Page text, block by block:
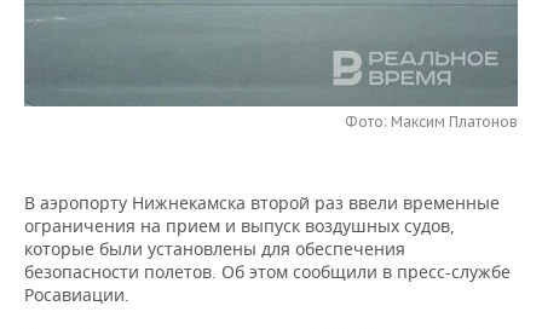
НЕФТЕХИМИЯ
ТРАНСПОРТ
IT
ТЕЛЕКОММУНИКАЦИИ
НОВОСТИ МЕРОПРИЯТИЙ
БИЗНЕС-БРАНЧИ
ONLINE-КОНФЕРЕНЦИИ
СПОРТ
ФУТБОЛ
ХОККЕЙ
НОВОСТИ ОБЩЕСТВА
ВЛАСТЬ
ФОТОГАЛЕРЕЯ
СЮЖЕТЫ
Фото: Максим Платонов
В аэропорту Нижнекамска второй раз ввели временные
ограничения на прием и выпуск воздушных судов,
которые были установлены для обеспечения
безопасности полетов. Об этом сообщили в пресс-службе
Росавиации.